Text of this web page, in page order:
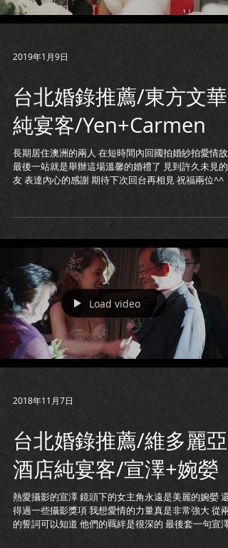
2019年1月9日
台北婚錄推薦/東方文華
純宴客/Yen+Carmen
長期居住澳洲的兩人 在短時間內回國拍婚紗拍愛情故
最後一站就是舉辦這場溫馨的婚禮了 見到許久未見的
友 表達內心的感謝 期待下次回台再相見 祝福兩位^^
Load video
2018年11月7日
台北婚錄推薦/維多麗亞
酒店純宴客/宣澤+婉嫈
熱愛攝影的宣澤 鏡頭下的女主角永遠是美麗的婉嫈 還
得過一些攝影獎項 我想愛情的力量真是非常強大 從兩
的誓詞可以知道 他們的羈絆是很深的 最後套一句宣澤